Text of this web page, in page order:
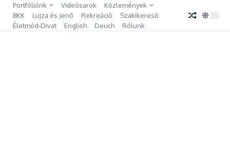
Ugrás a tartalomhoz
Portfóliónk Videósarok
Közlemények
BKK
Lujza és Jenő Rekreáció
Szakikereső
Életmód-Divat
English Deuch Rólunk